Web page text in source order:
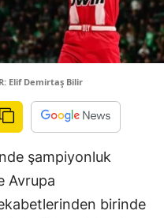
Elif Demirtaş Bilir
şampiyonluk
Avrupa
birinde